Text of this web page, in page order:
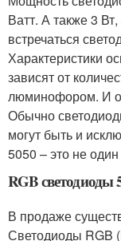
Ватт. А также 3
встречаться
Характеристики
зависят от
люминофором. И
Обычно
могут быть и
5050 – это не
RGB светодиоды
В продаже
Светодиоды RGB